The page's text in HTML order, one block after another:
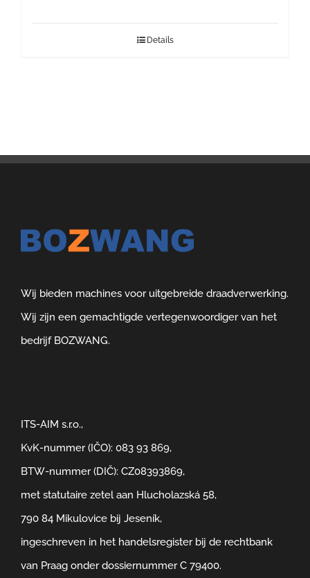
Details
Wij bieden machines voor uitgebreide draadverwerking.
Wij zijn een gemachtigde vertegenwoordiger van het
bedrijf BOZWANG.
ITS-AIM s.r.o.,
KvK-nummer (IČO): 083 93 869,
BTW-nummer (DIČ): CZ08393869,
met statutaire zetel aan Hlucholazská 58,
790 84 Mikulovice bij Jeseník,
ingeschreven in het handelsregister bij de rechtbank
van Praag onder dossiernummer C 79400.